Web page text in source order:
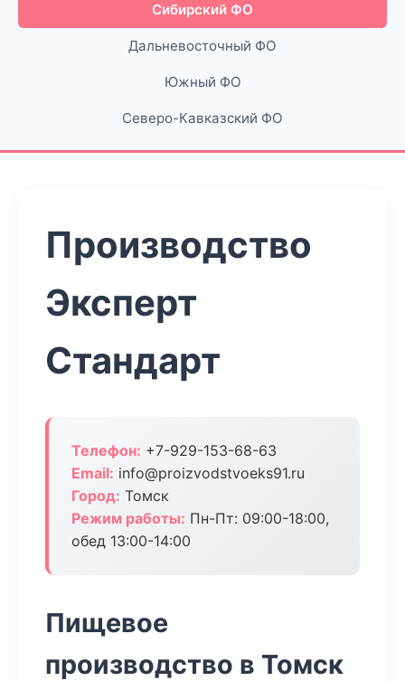
Сибирский ФО
Дальневосточный ФО
Южный ФО
Северо-Кавказский ФО
Производство
Эксперт
Стандарт
Телефон: +7-929-153-68-63
Email: info@proizvodstvoeks91.ru
Город: Томск
Режим работы: Пн-Пт: 09:00-18:00,
обед 13:00-14:00
Пищевое
производство в Томск